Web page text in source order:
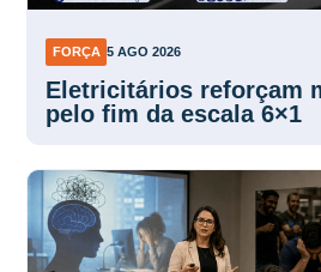
FORÇA 5 AGO 2026
Eletricitários reforçam
pelo fim da escala 6×1